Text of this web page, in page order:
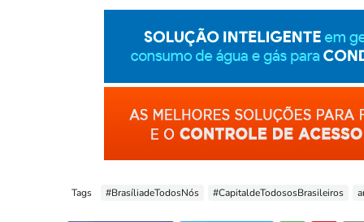
Tags #BrasíliadeTodosNós #CapitaldeTodososBrasileiros